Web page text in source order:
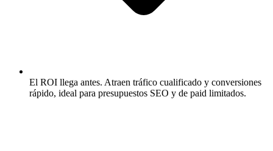
El ROI llega antes. Atraen tráfico cualificado y conversiones
rápido, ideal para presupuestos SEO y de paid limitados.